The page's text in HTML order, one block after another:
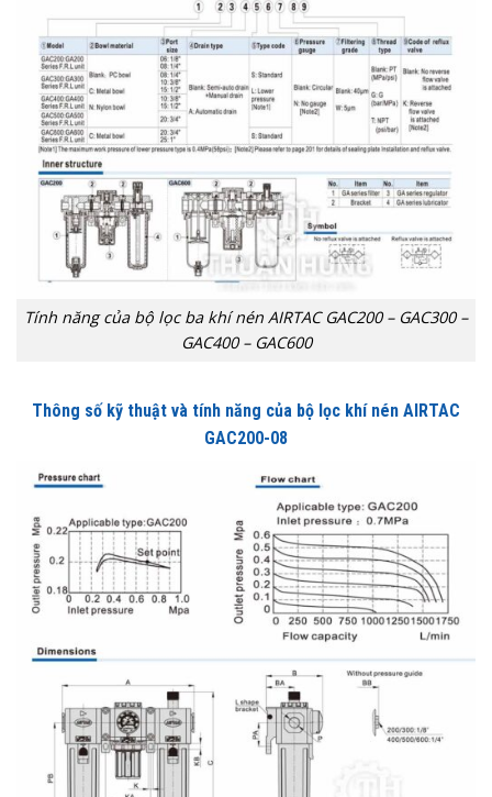
Tính năng của bộ lọc ba khí nén AIRTAC GAC200 – GAC300 –
GAC400 – GAC600
Thông số kỹ thuật và tính năng của bộ lọc khí nén AIRTAC
GAC200-08